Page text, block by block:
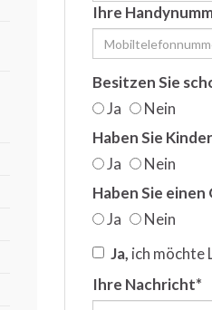
Ihre
Besitzen Sie
Ja
Nein
Haben Sie
Ja
Nein
Haben Sie einen
Ja
Nein
Ja, ich möchte
Ihre Nachricht*